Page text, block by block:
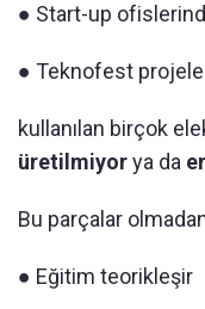
● Start-up
● Teknofest
kullanılan birçok
üretilmiyorya da
Bu parçalar
● Eğitim teorikleşir